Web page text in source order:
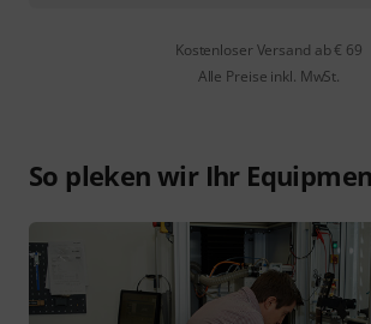
Kostenloser Versand ab € 69
Alle Preise inkl. MwSt.
So pleken wir Ihr